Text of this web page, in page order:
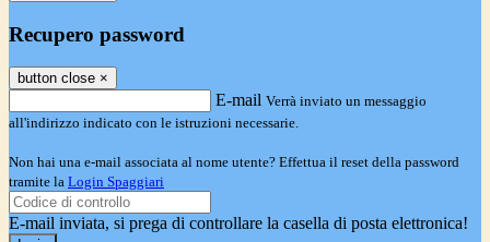
Recupero password
button close ×
E-mail Verrà inviato un messaggio
all'indirizzo indicato con le istruzioni necessarie.
Non hai una e-mail associata al nome utente? Effettua il reset della password
tramite la Login Spaggiari
E-mail inviata, si prega di controllare la casella di posta elettronica!